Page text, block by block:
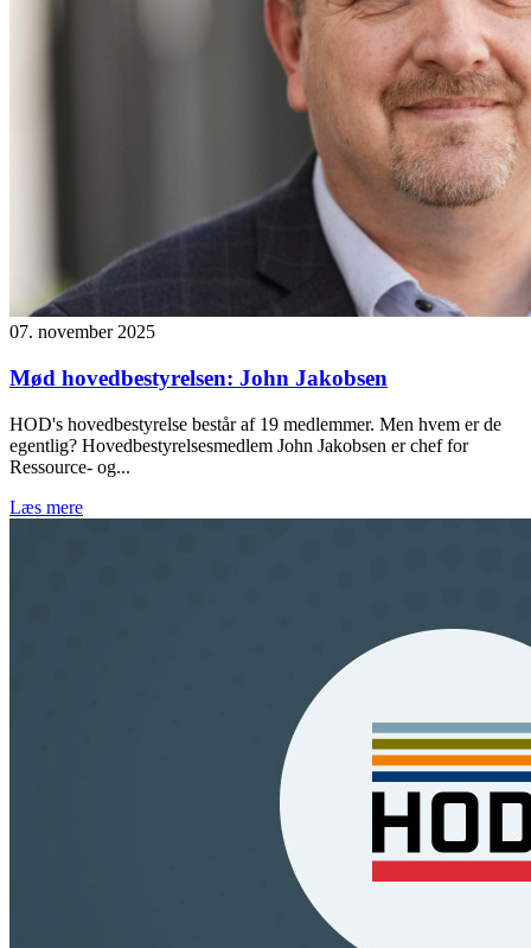
07. november 2025
Mød hovedbestyrelsen: John Jakobsen
HOD's hovedbestyrelse består af 19 medlemmer. Men hvem er de
egentlig? Hovedbestyrelsesmedlem John Jakobsen er chef for
Ressource- og...
Læs mere